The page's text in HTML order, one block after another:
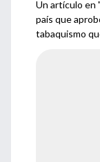
Un artículo en
país que
tabaquismo